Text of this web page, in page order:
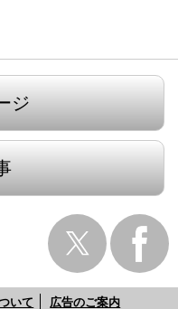
ジ
いて 広告のご案内